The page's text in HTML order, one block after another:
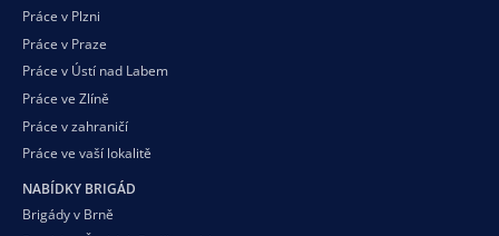
Práce v Plzni
Práce v Praze
Práce v Ústí nad Labem
Práce ve Zlíně
Práce v zahraničí
Práce ve vaší lokalitě
NABÍDKY BRIGÁD
Brigády v Brně